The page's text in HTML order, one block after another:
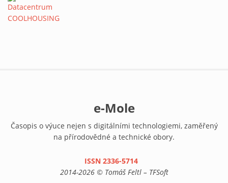
e-Mole
Časopis o výuce nejen s digitálními technologiemi, zaměřený
na přírodovědné a technické obory.
ISSN 2336-5714(link is external)
2014-2026 © Tomáš Feltl – TFSoft